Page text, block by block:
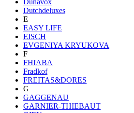
Dutchdeluxes
E
EASY LIFE
EISCH
EVGENIYA KRYUKOVA
F
FHIABA
Fradkof
FREITAS&DORES
G
GAGGENAU
GARNIER-THIEBAUT